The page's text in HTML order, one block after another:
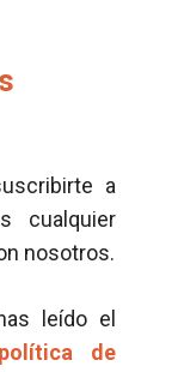
a
cualquier
nosotros.
leído el
política de